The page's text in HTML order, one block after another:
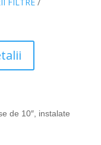
FILTRE
de 10″, instalate